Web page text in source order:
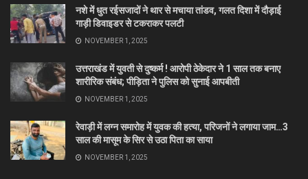
नशे में धुत रईसजादों ने थार से मचाया तांडव, गलत दिशा में दौड़ाई
गाड़ी डिवाइडर से टकराकर पलटी
NOVEMBER 1, 2025
उत्तराखंड में युवती से दुष्कर्म ! आरोपी ठेकेदार ने 1 साल तक बनाए
शारीरिक संबंध; पीड़िता ने पुलिस को सुनाई आपबीती
NOVEMBER 1, 2025
रेवाड़ी में लग्न समारोह में युवक की हत्या, परिजनों ने लगाया जाम…3
साल की मासूम के सिर से उठा पिता का साया
NOVEMBER 1, 2025